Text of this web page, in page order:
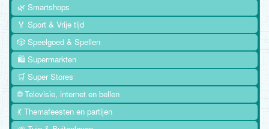
🌿 Smartshops
🏅 Sport & Vrije tijd
🎲 Speelgoed & Spellen
🛍️ Supermarkten
🛒 Super Stores
🌐 Televisie, internet en bellen
💃 Themafeesten en partijen